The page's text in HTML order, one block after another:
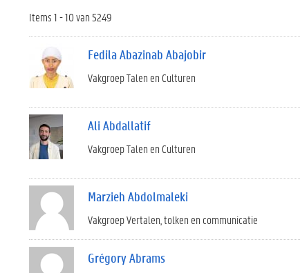
Items 1 - 10 van 5249
Fedila Abazinab Abajobir
Vakgroep Talen en Culturen
Ali Abdallatif
Vakgroep Talen en Culturen
Marzieh Abdolmaleki
Vakgroep Vertalen, tolken en communicatie
Grégory Abrams